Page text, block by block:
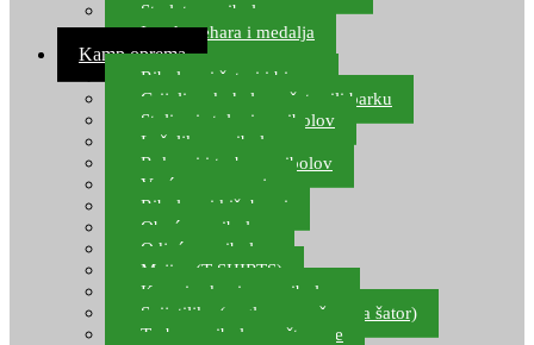
Starlete za ribolov
Izrada pehara i medalja
Kamp oprema
Ribolovni šatori i bivvy
Grijalice, kuhala za šator ili barku
Stolice i stolovi za ribolov
Ležaljke za ribolov
Ruksaci i torbe za ribolov
Vreće za spavanje
Ribolovni kišobrani
Obuća za ribolov
Odjeća za ribolov
Majice (T-SHIRTS)
Kape i rukavice za ribolov
Svijetiljke (naglavne, ručne, za šator)
Torbe za ribolovne štapove